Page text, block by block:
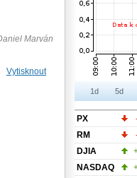
Marván
Vytisknout
1d 5d
PX
RM
DJIA
NASDAQ